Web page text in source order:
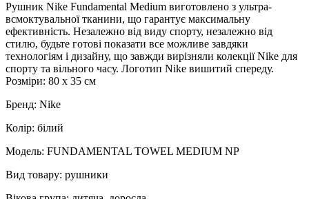
Рушник Nike Fundamental Medium виготовлено з ультра-
всмоктувальної тканини, що гарантує максимальну
ефективність. Незалежно від виду спорту, незалежно від
стилю, будьте готові показати все можливе завдяки
технологіям і дизайну, що завжди вирізняли колекції Nike для
спорту та вільного часу. Логотип Nike вишитий спереду.
Розміри: 80 х 35 см
Бренд: Nike
Колір: білий
Модель: FUNDAMENTAL TOWEL MEDIUM NP
Вид товару: рушники